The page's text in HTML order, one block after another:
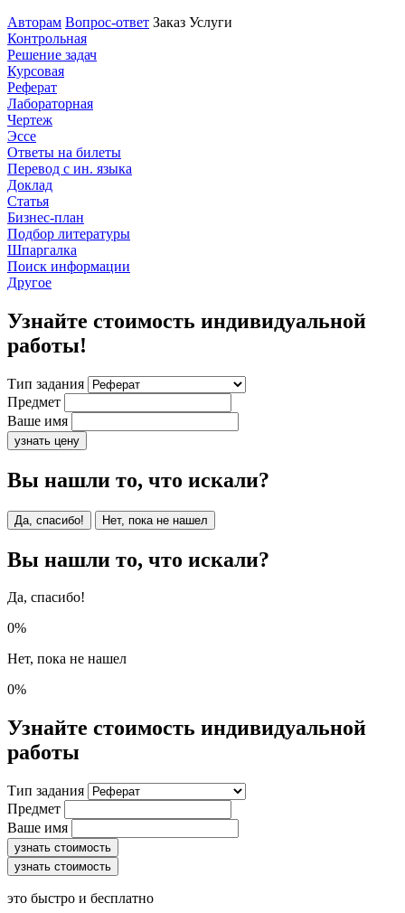
Авторам Вопрос-ответ Заказ Услуги
Контрольная
Решение задач
Курсовая
Реферат
Лабораторная
Чертеж
Эссе
Ответы на билеты
Перевод с ин. языка
Доклад
Статья
Бизнес-план
Подбор литературы
Шпаргалка
Поиск информации
Другое
Узнайте стоимость индивидуальной
работы!
Тип задания
Предмет
Ваше имя
узнать цену
Вы нашли то, что искали?
Да, спасибо! Нет, пока не нашел
Вы нашли то, что искали?
Да, спасибо!
0%
Нет, пока не нашел
0%
Узнайте стоимость индивидуальной
работы
Тип задания
Предмет
Ваше имя
узнать стоимость
узнать стоимость
это быстро и бесплатно